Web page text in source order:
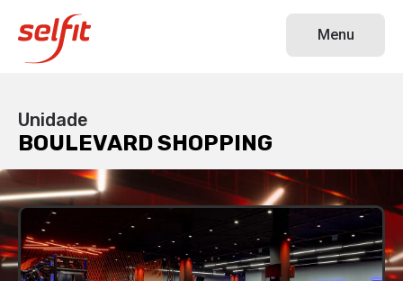
Menu
Unidade
BOULEVARD SHOPPING